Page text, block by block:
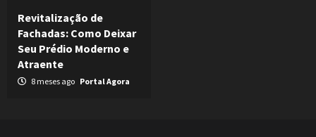
Revitalização de
Fachadas: Como Deixar
Seu Prédio Moderno e
Atraente
8 meses ago Portal Agora